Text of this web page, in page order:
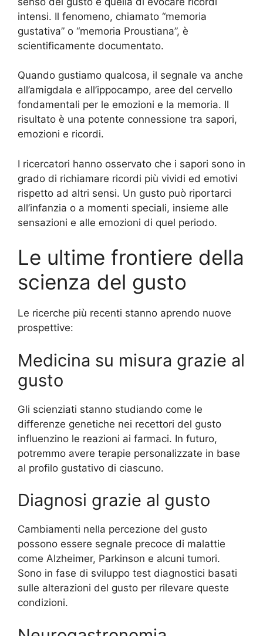
intensi. Il fenomeno, chiamato “memoria
gustativa” o “memoria Proustiana”, è
scientificamente documentato.
Quando gustiamo qualcosa, il segnale va anche
all’amigdala e all’ippocampo, aree del cervello
fondamentali per le emozioni e la memoria. Il
risultato è una potente connessione tra sapori,
emozioni e ricordi.
I ricercatori hanno osservato che i sapori sono in
grado di richiamare ricordi più vividi ed emotivi
rispetto ad altri sensi. Un gusto può riportarci
all’infanzia o a momenti speciali, insieme alle
sensazioni e alle emozioni di quel periodo.
Le ultime frontiere della
scienza del gusto
Le ricerche più recenti stanno aprendo nuove
prospettive:
Medicina su misura grazie al
gusto
Gli scienziati stanno studiando come le
differenze genetiche nei recettori del gusto
influenzino le reazioni ai farmaci. In futuro,
potremmo avere terapie personalizzate in base
al profilo gustativo di ciascuno.
Diagnosi grazie al gusto
Cambiamenti nella percezione del gusto
possono essere segnale precoce di malattie
come Alzheimer, Parkinson e alcuni tumori.
Sono in fase di sviluppo test diagnostici basati
sulle alterazioni del gusto per rilevare queste
condizioni.